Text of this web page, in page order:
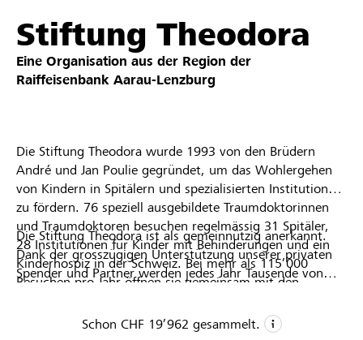
Hilfe & Support
Partner / Raiffeisenbank
Anmelden
Registrieren
DE FR IT
Stiftung Theodora
Eine Organisation aus der Region der
Raiffeisenbank Aarau-Lenzburg
Die Stiftung Theodora wurde 1993 von den Brüdern
André und Jan Poulie gegründet, um das Wohlergehen
von Kindern in Spitälern und spezialisierten Institutionen
zu fördern. 76 speziell ausgebildete Traumdoktorinnen
und Traumdoktoren besuchen regelmässig 31 Spitäler,
28 Institutionen für Kinder mit Behinderungen und ein
Kinderhospiz in der Schweiz. Bei mehr als 115’000
Besuchen pro Jahr öffnen sie gemeinsam mit den
unvergessliche Momente voller Freude, Trost und
Die Stiftung Theodora ist als gemeinnützig anerkannt.
Dank der grosszügigen Unterstützung unserer privaten
Spender und Partner werden jedes Jahr Tausende von
Schon CHF 19’962 gesammelt.